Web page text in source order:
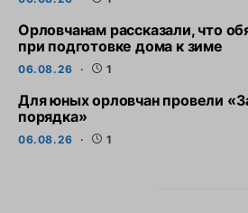
Орловчанам рассказали, что
при подготовке дома к зиме
06.08.26 1
Для юных орловчан провели
порядка»
06.08.26 1